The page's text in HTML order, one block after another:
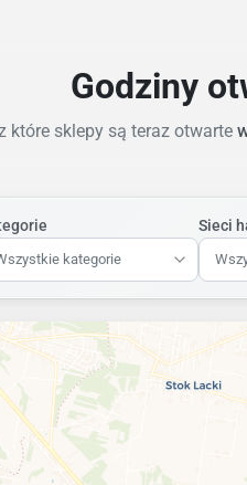
Godziny
które sklepy są teraz otwarte
kategorie
Sieci